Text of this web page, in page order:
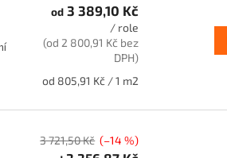
od 3 389,10 Kč
/ role
(od 2 800,91 Kč bez
DPH)
Měrná
od 805,91 Kč / 1 m2
3 721,50 Kč (–14 %)